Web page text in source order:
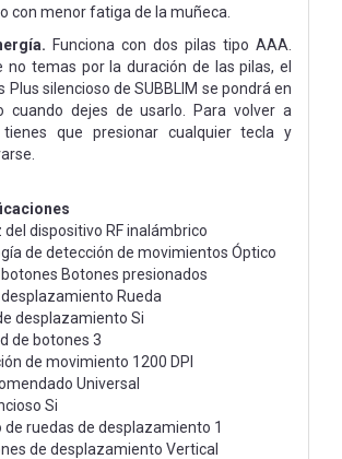
con menor fatiga de la muñeca.
Funciona con dos pilas tipo AAA.
no temas por la duración de las pilas, el
Plus silencioso de SUBBLIM se pondrá en
cuando dejes de usarlo. Para volver a
que presionar cualquier tecla y
del dispositivo RF inalámbrico
de detección de movimientos Óptico
Botones presionados
Rueda
desplazamiento Si
de botones 3
de movimiento 1200 DPI
Universal
Si
de ruedas de desplazamiento 1
de desplazamiento Vertical